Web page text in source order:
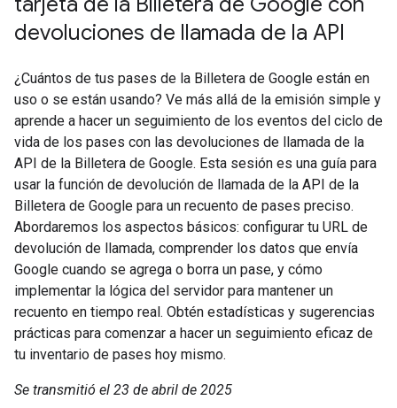
devoluciones de llamada de la API
¿Cuántos de tus pases de la Billetera de Google están en
uso o se están usando? Ve más allá de la emisión simple y
aprende a hacer un seguimiento de los eventos del ciclo de
vida de los pases con las devoluciones de llamada de la
API de la Billetera de Google. Esta sesión es una guía para
usar la función de devolución de llamada de la API de la
Billetera de Google para un recuento de pases preciso.
Abordaremos los aspectos básicos: configurar tu URL de
devolución de llamada, comprender los datos que envía
Google cuando se agrega o borra un pase, y cómo
implementar la lógica del servidor para mantener un
recuento en tiempo real. Obtén estadísticas y sugerencias
prácticas para comenzar a hacer un seguimiento eficaz de
tu inventario de pases hoy mismo.
Se transmitió el 23 de abril de 2025